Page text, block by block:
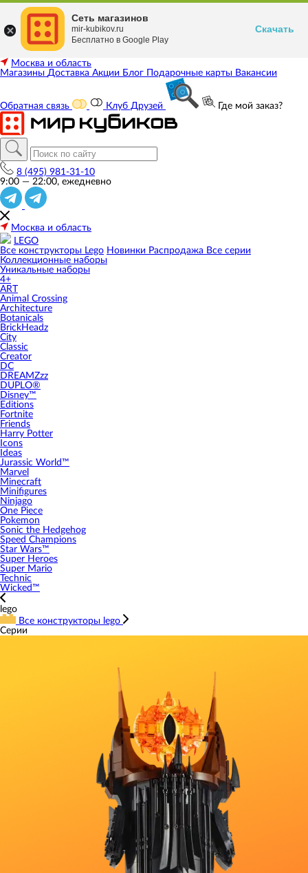
Москва и область
Магазины Доставка Акции Блог Подарочные карты Вакансии
Обратная связь Клуб Друзей Где мой заказ?
8 (495) 981-31-10
9:00 — 22:00, ежедневно
Москва и область
LEGO
Все конструкторы Lego Новинки Распродажа Все серии
Коллекционные наборы
Уникальные наборы
4+
ART
Animal Crossing
Architecture
Botanicals
BrickHeadz
City
Classic
Creator
DC
DREAMZzz
DUPLO®
Disney™
Editions
Fortnite
Friends
Harry Potter
Icons
Ideas
Jurassic World™
Marvel
Minecraft
Minifigures
Ninjago
One Piece
Pokemon
Sonic the Hedgehog
Speed Champions
Star Wars™
Super Heroes
Super Mario
Technic
Wicked™
lego
Все конструкторы lego
Серии
Сеть магазинов
mir-kubikov.ru
Бесплатно в Google Play
Скачать